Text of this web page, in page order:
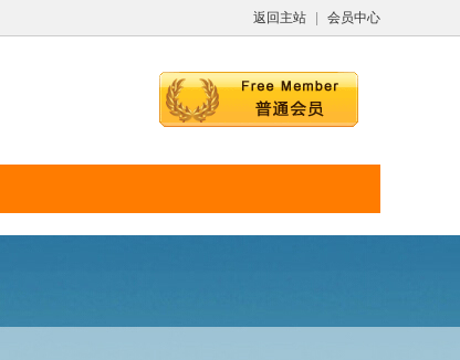
返回主站 会员中心